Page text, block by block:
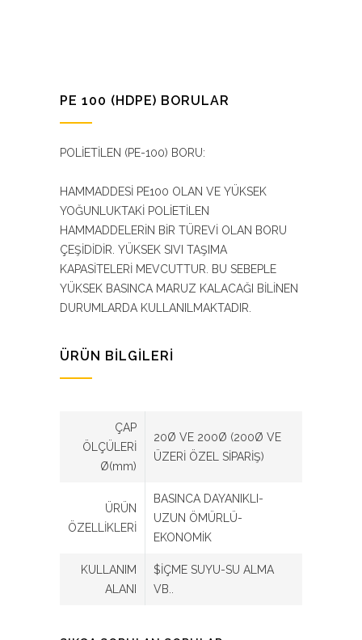
PE 100 (HDPE) BORULAR
POLİETİLEN (PE-100) BORU:
HAMMADDESİ PE100 OLAN VE YÜKSEK
YOĞUNLUKTAKİ POLİETİLEN
HAMMADDELERİN BİR TÜREVİ OLAN BORU
ÇEŞİDİDİR. YÜKSEK SIVI TAŞIMA
KAPASİTELERİ MEVCUTTUR. BU SEBEPLE
YÜKSEK BASINCA MARUZ KALACAĞI BİLİNEN
DURUMLARDA KULLANILMAKTADIR.
ÜRÜN BİLGİLERİ
ÇAP
ÖLÇÜLERİ
Ø(mm)
20Ø VE 200Ø (200Ø VE
ÜZERİ ÖZEL SİPARİŞ)
ÜRÜN
ÖZELLİKLERİ
BASINCA DAYANIKLI-
UZUN ÖMÜRLÜ-
EKONOMİK
KULLANIM
ALANI
$İÇME SUYU-SU ALMA
VB..